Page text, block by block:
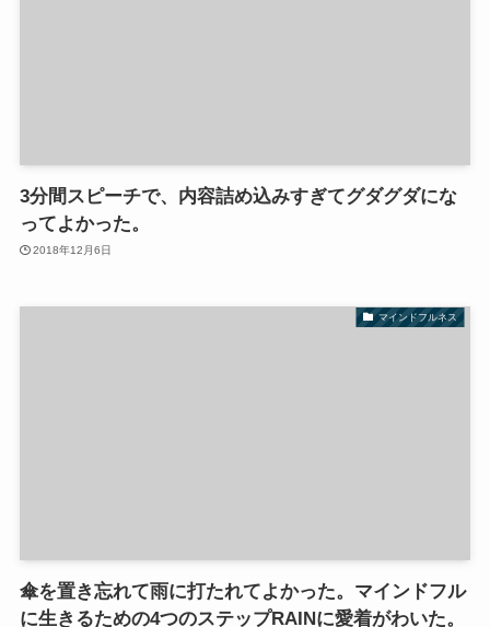
3分間スピーチで、内容詰め込みすぎてグダグダにな
ってよかった。
2018年12月6日
マインドフルネス
傘を置き忘れて雨に打たれてよかった。マインドフル
に生きるための4つのステップRAINに愛着がわいた。